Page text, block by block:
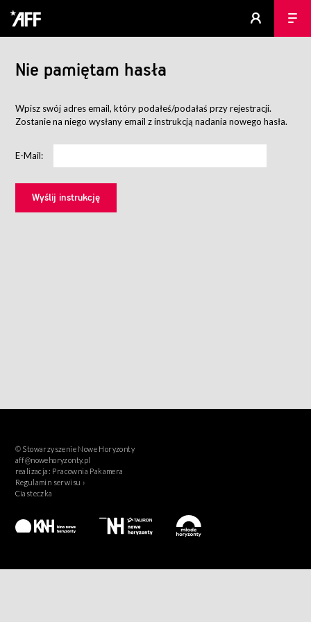
Nie pamiętam hasła
Wpisz swój adres email, który podałeś/podałaś przy rejestracji.
Zostanie na niego wysłany email z instrukcją nadania nowego hasła.
E-Mail:
© Stowarzyszenie Nowe Horyzonty
aff@nowehoryzonty.pl
realizacja: Pracownia Pakamera
Regulamin serwisu ›
Ciasteczka